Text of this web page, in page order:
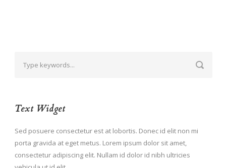
Text Widget
Sed posuere consectetur est at lobortis. Donec id elit non mi
porta gravida at eget metus. Lorem ipsum dolor sit amet,
consectetur adipiscing elit. Nullam id dolor id nibh ultricies